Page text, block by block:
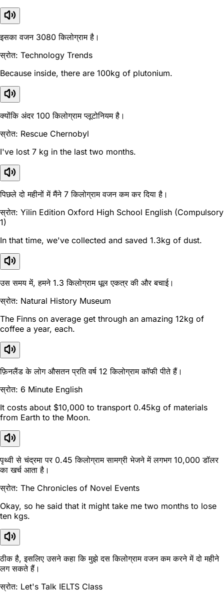
इसका वजन 3080 किलोग्राम है।
स्रोत: Technology Trends
Because inside, there are 100kg of plutonium.
क्योंकि अंदर 100 किलोग्राम प्लूटोनियम है।
स्रोत: Rescue Chernobyl
I've lost 7 kg in the last two months.
पिछले दो महीनों में मैंने 7 किलोग्राम वजन कम कर दिया है।
स्रोत: Yilin Edition Oxford High School English (Compulsory
1)
In that time, we've collected and saved 1.3kg of dust.
उस समय में, हमने 1.3 किलोग्राम धूल एकत्र की और बचाई।
स्रोत: Natural History Museum
The Finns on average get through an amazing 12kg of
coffee a year, each.
फ़िनलैंड के लोग औसतन प्रति वर्ष 12 किलोग्राम कॉफी पीते हैं।
स्रोत: 6 Minute English
It costs about $10,000 to transport 0.45kg of materials
from Earth to the Moon.
पृथ्वी से चंद्रमा पर 0.45 किलोग्राम सामग्री भेजने में लगभग 10,000 डॉलर
का खर्च आता है।
स्रोत: The Chronicles of Novel Events
Okay, so he said that it might take me two months to lose
ten kgs.
ठीक है, इसलिए उसने कहा कि मुझे दस किलोग्राम वजन कम करने में दो महीने
लग सकते हैं।
स्रोत: Let's Talk IELTS Class